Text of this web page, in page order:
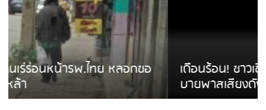
เดือนร้อน! ชาวเชียงรายบ่นรถ Isuzu สีขาวซิ่ง
บายพาสเสียงดังสร้างความรำคาญ